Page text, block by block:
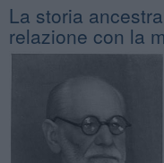
​La storia
relazione con la